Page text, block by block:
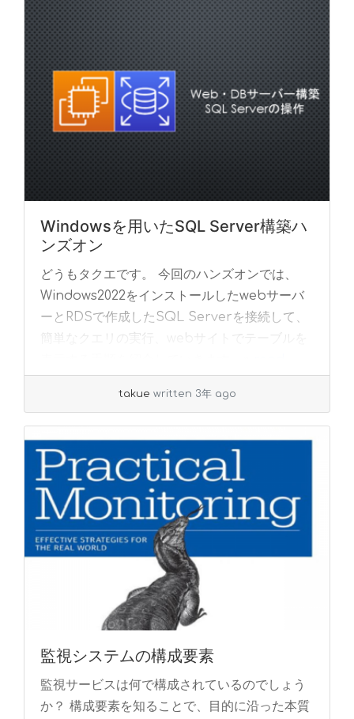
Windowsを用いたSQL Server構築ハ
ンズオン
どうもタクエです。 今回のハンズオンでは、
Windows2022をインストールしたwebサーバ
ーとRDSで作成したSQL Serverを接続して、
簡単なクエリの実行、webサイトでテーブルを
takue written 3年 ago
監視システムの構成要素
監視サービスは何で構成されているのでしょう
か？ 構成要素を知ることで、目的に沿った本質